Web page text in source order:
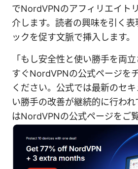
でNordVPNのアフィリエイト
介します。読者の興味を引く表
ックを促す文脈で挿入します。
「もし安全性と使い勝手を両
すぐNordVPNの公式ページを
ください。公式では最新のセ
い勝手の改善が継続的に行われ
はNordVPNの公式ページをご